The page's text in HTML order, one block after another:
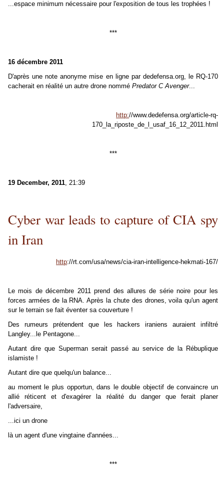
...espace minimum nécessaire pour l'exposition de tous les trophées !
***
16 décembre 2011
D'après une note anonyme mise en ligne par dedefensa.org, le RQ-170
cacherait en réalité un autre drone nommé Predator C Avenger...
http://www.dedefensa.org/article-rq-
170_la_riposte_de_l_usaf_16_12_2011.html
***
19 December, 2011, 21:39
Cyber war leads to capture of CIA spy
in Iran
http://rt.com/usa/news/cia-iran-intelligence-hekmati-167/
Le mois de décembre 2011 prend des allures de série noire pour les
forces armées de la RNA. Après la chute des drones, voila qu'un agent
sur le terrain se fait éventer sa couverture !
Des rumeurs prétendent que les hackers iraniens auraient infiltré
Langley...le Pentagone...
Autant dire que Superman serait passé au service de la Rébuplique
islamiste !
Autant dire que quelqu'un balance...
au moment le plus opportun, dans le double objectif de convaincre un
allié réticent et d'exagérer la réalité du danger que ferait planer
l'adversaire,
...ici un drone
là un agent d'une vingtaine d'années...
***